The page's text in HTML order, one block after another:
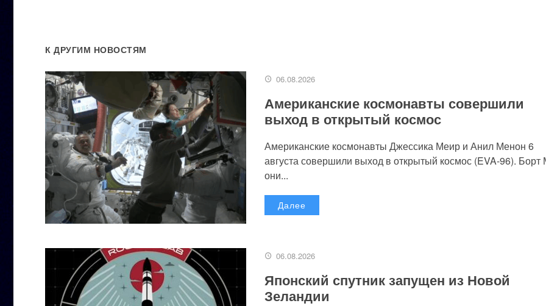
К ДРУГИМ НОВОСТЯМ
06.08.2026
Американские космонавты совершили
выход в открытый космос
Американские космонавты Джессика Меир и Анил Менон 6
августа совершили выход в открытый космос (EVA-96).
они...
Далее
06.08.2026
Японский спутник запущен из Новой
Зеландии